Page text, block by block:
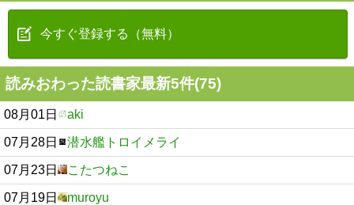
今すぐ登録する（無料）
読みおわった読書家最新5件(75)
08月01日 aki
07月28日 潜水艦トロイメライ
07月23日 こたつねこ
07月19日 muroyu